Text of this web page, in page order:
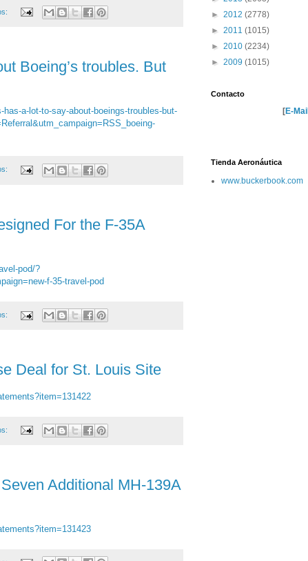
Boeing’s troubles. But
a-lot-to-say-about-boeings-troubles-but-
For the F-35A
pod/?
f-35-travel-pod
Deal for St. Louis Site
Additional MH-139A
► 2012 (2778)
► 2011 (1015)
► 2010 (2234)
► 2009 (1015)
Contacto
[E-Mail
Tienda Aeronáutica
www.buckerbook.com